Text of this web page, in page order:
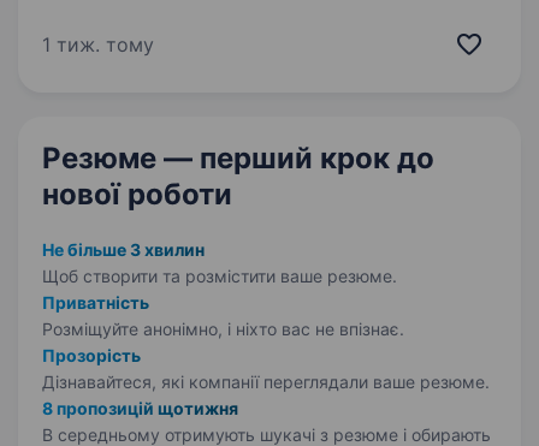
супровід, навіть якщо в розшуку. Cлужба
1 тиж. тому
Резюме — перший крок до
нової роботи
Не більше 3 хвилин
Щоб створити та розмістити ваше резюме.
Приватність
Розміщуйте анонімно, і ніхто вас не впізнає.
Прозорість
Дізнавайтеся, які компанії переглядали ваше резюме.
8 пропозицій щотижня
В середньому отримують шукачі з резюме і обирають